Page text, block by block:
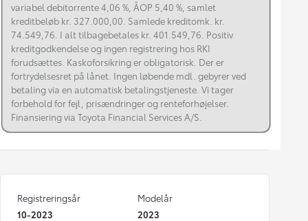
variabel debitorrente 4,06 %, ÅOP 5,40 %, samlet
kreditbeløb kr. 327.000,00. Samlede kreditomk. kr.
74.549,76. I alt tilbagebetales kr. 401.549,76. Positiv
kreditgodkendelse og ingen registrering hos RKI
forudsættes. Kaskoforsikring er obligatorisk. Der er
fortrydelsesret på lånet. Ingen løbende mdl. gebyrer ved
betaling via en automatisk betalingstjeneste. Vi tager
forbehold for fejl, prisændringer og renteforhøjelser.
Finansiering via Toyota Financial Services A/S.
Registreringsår
10-2023
Modelår
2023